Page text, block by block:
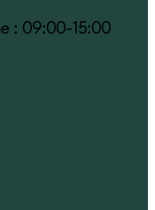
: 09:00-15:00